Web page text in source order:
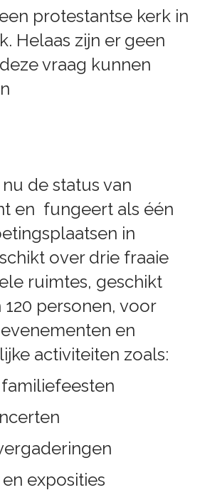
protestantse kerk in
Helaas zijn er geen
vraag kunnen
de status van
en fungeert als één
in
over drie fraaie
ruimtes, geschikt
120 personen, voor
en
activiteiten zoals:
exposities